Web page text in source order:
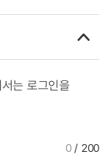
는 로그인을
0/ 200